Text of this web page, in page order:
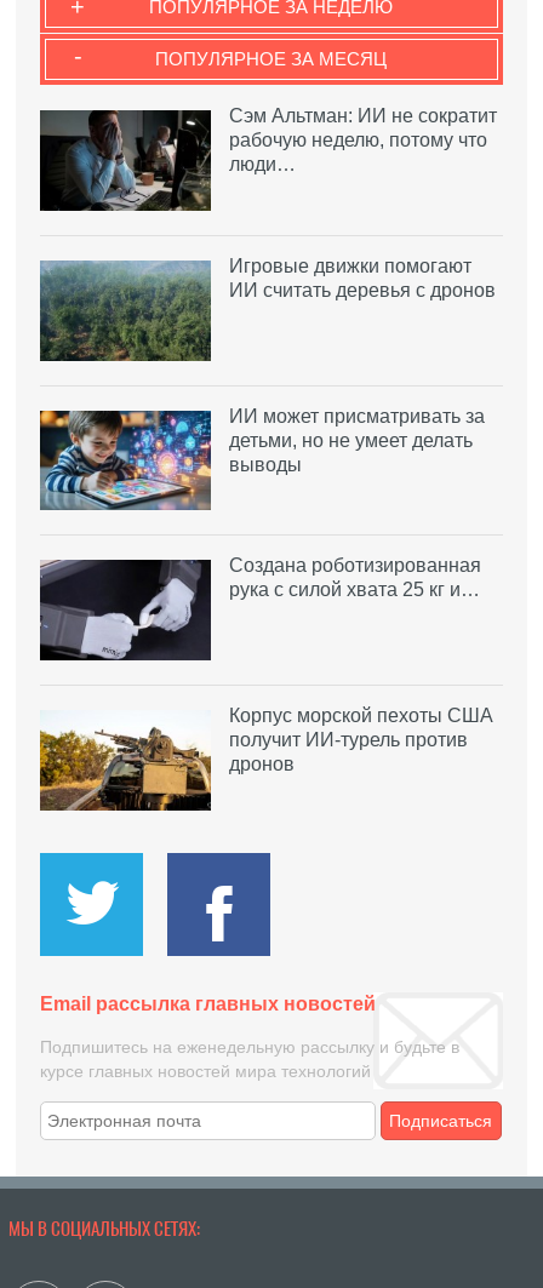
ПОПУЛЯРНОЕ ЗА НЕДЕЛЮ
+
ПОПУЛЯРНОЕ ЗА МЕСЯЦ
-
Сэм Альтман: ИИ не сократит
рабочую неделю, потому что
люди…
Игровые движки помогают
ИИ считать деревья с дронов
ИИ может присматривать за
детьми, но не умеет делать
выводы
Создана роботизированная
рука с силой хвата 25 кг и…
Корпус морской пехоты США
получит ИИ-турель против
дронов
Email рассылка главных новостей
Подпишитесь на еженедельную рассылку и будьте в
курсе главных новостей мира технологий
Подписаться
МЫ В СОЦИАЛЬНЫХ СЕТЯХ: